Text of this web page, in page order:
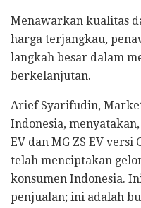
Menawarkan kualitas
harga terjangkau,
langkah besar dalam
berkelanjutan.
Arief Syarifudin,
Indonesia,
EV dan MG ZS EV
telah menciptakan
konsumen Indonesia.
penjualan; ini adalah